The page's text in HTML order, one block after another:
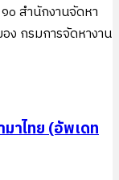
๐ สำนักงานจัดหา
ง กรมการจัดหางาน
าไทย (อัพเดท